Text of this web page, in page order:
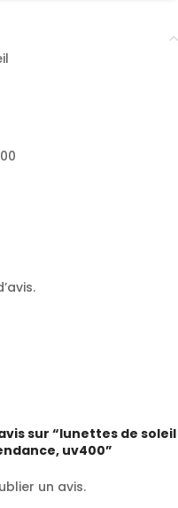
sur “lunettes de soleil
uv400”
un avis.